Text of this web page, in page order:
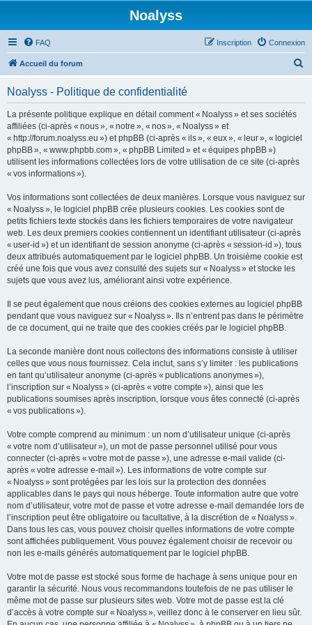
Noalyss
FAQ Connexion
Inscription
Accueil du forum
e
Noalyss - Politique de confidentialité
La présente politique explique en détail comment « Noalyss » et ses sociétés
affiliées (ci-après « nous », « notre », « nos », « Noalyss » et
« http://forum.noalyss.eu ») et phpBB (ci-après « ils », « eux », « leur », « logiciel
phpBB », « www.phpbb.com », « phpBB Limited » et « équipes phpBB »)
utilisent les informations collectées lors de votre utilisation de ce site (ci-après
« vos informations »).
Vos informations sont collectées de deux manières. Lorsque vous naviguez sur
« Noalyss », le logiciel phpBB crée plusieurs cookies. Les cookies sont de
petits fichiers texte stockés dans les fichiers temporaires de votre navigateur
web. Les deux premiers cookies contiennent un identifiant utilisateur (ci-après
« user-id ») et un identifiant de session anonyme (ci-après « session-id »), tous
deux attribués automatiquement par le logiciel phpBB. Un troisième cookie est
créé une fois que vous avez consulté des sujets sur « Noalyss » et stocke les
sujets que vous avez lus, améliorant ainsi votre expérience.
Il se peut également que nous créions des cookies externes au logiciel phpBB
pendant que vous naviguez sur « Noalyss ». Ils n’entrent pas dans le périmètre
de ce document, qui ne traite que des cookies créés par le logiciel phpBB.
La seconde manière dont nous collectons des informations consiste à utiliser
celles que vous nous fournissez. Cela inclut, sans s’y limiter : les publications
en tant qu’utilisateur anonyme (ci-après « publications anonymes »),
l’inscription sur « Noalyss » (ci-après « votre compte »), ainsi que les
publications soumises après inscription, lorsque vous êtes connecté (ci-après
« vos publications »).
Votre compte comprend au minimum : un nom d’utilisateur unique (ci-après
« votre nom d’utilisateur »), un mot de passe personnel utilisé pour vous
connecter (ci-après « votre mot de passe »), une adresse e-mail valide (ci-
après « votre adresse e-mail »). Les informations de votre compte sur
« Noalyss » sont protégées par les lois sur la protection des données
applicables dans le pays qui nous héberge. Toute information autre que votre
nom d’utilisateur, votre mot de passe et votre adresse e-mail demandée lors de
l’inscription peut être obligatoire ou facultative, à la discrétion de « Noalyss ».
Dans tous les cas, vous pouvez choisir quelles informations de votre compte
sont affichées publiquement. Vous pouvez également choisir de recevoir ou
non les e-mails générés automatiquement par le logiciel phpBB.
Votre mot de passe est stocké sous forme de hachage à sens unique pour en
garantir la sécurité. Nous vous recommandons toutefois de ne pas utiliser le
même mot de passe sur plusieurs sites web. Votre mot de passe est la clé
d’accès à votre compte sur « Noalyss », veillez donc à le conserver en lieu sûr.